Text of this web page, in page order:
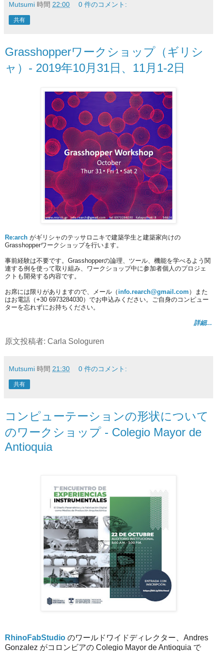
Mutsumi 時間 22:00 0 件のコメント:
共有
Grasshopperワークショップ（ギリシ
ャ）- 2019年10月31日、11月1-2日
Re:arch がギリシャのテッサロニキで建築学生と建築家向けの
Grasshopperワークショップを行います。
事前経験は不要です。Grasshopperの論理、ツール、機能を学べるよう関
連する例を使って取り組み、ワークショップ中に参加者個人のプロジェ
クトも開発する内容です。
お席には限りがありますので、メール（ info.rearch@gmail.com ）
また
はお電話（+30 6973284030）でお申込みください。ご自身のコンピュー
ターを忘れずにお持ちください。
詳細...
原文投稿者: Carla Sologuren
Mutsumi 時間 21:30 0 件のコメント:
共有
コンピューテーションの形状について
のワークショップ - Colegio Mayor de
Antioquia
RhinoFabStudio のワールドワイドディレクター、Andres
Gonzalez がコロンビアの Colegio Mayor de Antioquia で